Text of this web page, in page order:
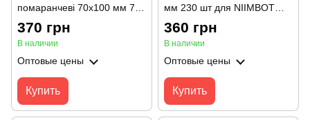
помаранчеві 70х100 мм 75
шт для NIIMBOT B3S, B31,
B4
370 грн
В наличии
Оптовые цены
Купить
мм 230 шт для NIIMBOT
B21/B21 Pro, B1, B3S, B31,
B4
360 грн
В наличии
Оптовые цены
Купить